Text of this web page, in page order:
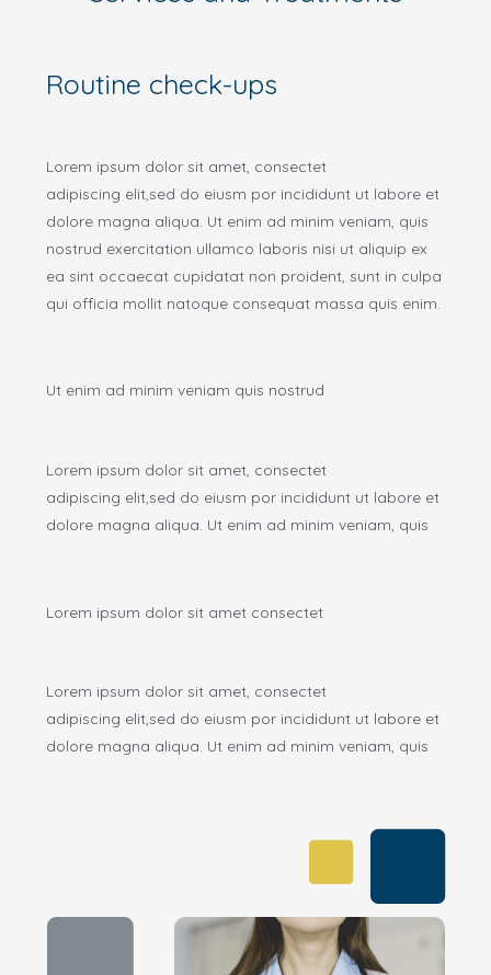
Routine check-ups
Lorem ipsum dolor sit amet, consectet
adipiscing elit,sed do eiusm por incididunt ut labore et
dolore magna aliqua. Ut enim ad minim veniam, quis
nostrud exercitation ullamco laboris nisi ut aliquip ex
ea sint occaecat cupidatat non proident, sunt in culpa
qui officia mollit natoque consequat massa quis enim.
Ut enim ad minim veniam quis nostrud
Lorem ipsum dolor sit amet, consectet
adipiscing elit,sed do eiusm por incididunt ut labore et
dolore magna aliqua. Ut enim ad minim veniam, quis
Lorem ipsum dolor sit amet consectet
Lorem ipsum dolor sit amet, consectet
adipiscing elit,sed do eiusm por incididunt ut labore et
dolore magna aliqua. Ut enim ad minim veniam, quis